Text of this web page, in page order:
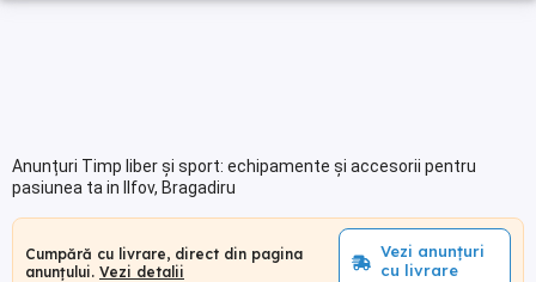
Anunțuri Timp liber și sport: echipamente și accesorii pentru
pasiunea ta in Ilfov, Bragadiru
Cumpără cu livrare, direct din pagina
anunțului. Vezi detalii
Vezi anunțuri
cu livrare